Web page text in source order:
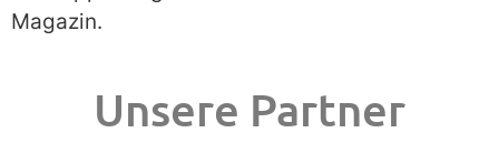
Magazin.
Unsere Partner